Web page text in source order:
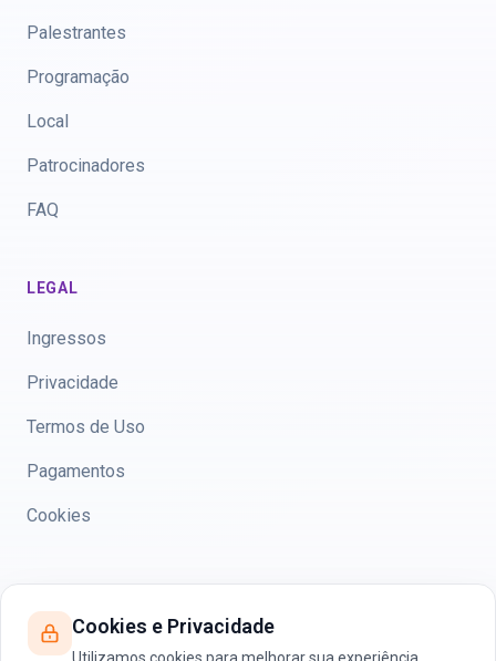
Palestrantes
Programação
Local
Patrocinadores
FAQ
LEGAL
Ingressos
Privacidade
Termos de Uso
Pagamentos
Cookies
anamid@anamid.com.br
Cookies e Privacidade